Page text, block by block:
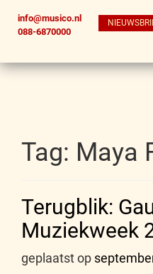
info@musico.nl
088-6870000
Tag: Maya
Terugblik:
Muziekweek
geplaatst op